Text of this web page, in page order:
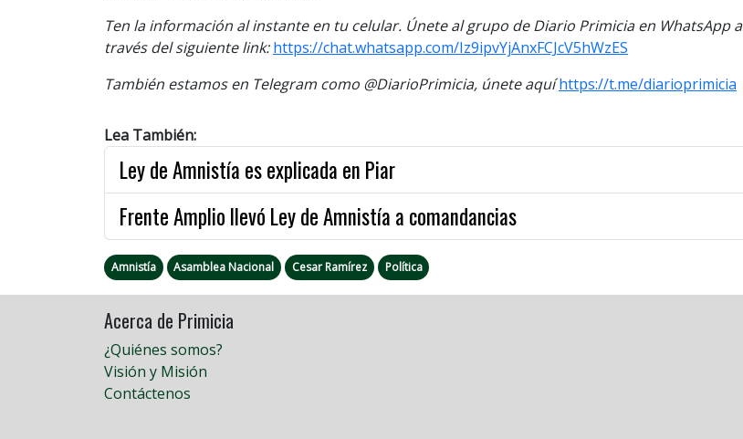
Ten la información al instante en tu celular. Únete al grupo de Diario Primicia en WhatsApp a
través del siguiente link:https://chat.whatsapp.com/Iz9ipvYjAnxFCJcV5hWzES
También estamos en Telegram como @DiarioPrimicia, únete aquí https://t.me/diarioprimicia
Lea También:
Ley de Amnistía es explicada en Piar
Frente Amplio llevó Ley de Amnistía a comandancias
Amnistía Asamblea Nacional Cesar Ramírez Política
Acerca de Primicia
¿Quiénes somos?
Visión y Misión
Contáctenos